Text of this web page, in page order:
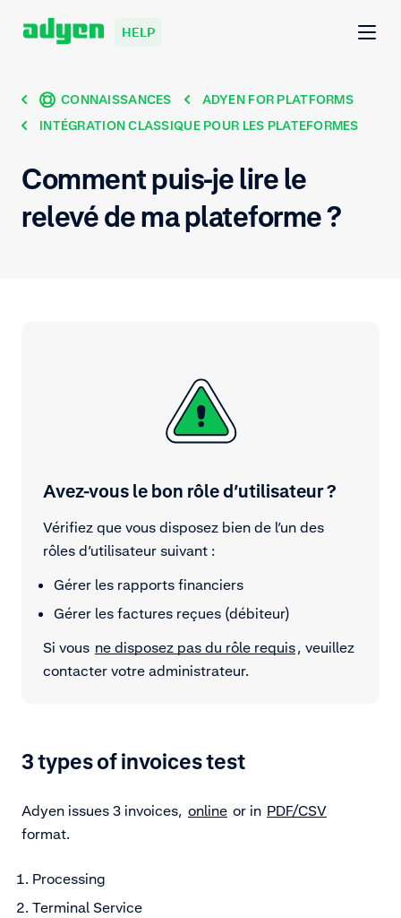
HELP
CONNAISSANCES
ADYEN FOR PLATFORMS
INTÉGRATION CLASSIQUE POUR LES PLATEFORMES
Comment puis-je lire le
relevé de ma plateforme ?
Avez-vous le bon rôle d’utilisateur ?
Vérifiez que vous disposez bien de l’un des
rôles d’utilisateur suivant :
Gérer les rapports financiers
Gérer les factures reçues (débiteur)
Si vous ne disposez pas du rôle requis, veuillez
contacter votre administrateur.
3 types of invoices test
Adyen issues 3 invoices, online or in PDF/CSV
format.
Processing
Terminal Service